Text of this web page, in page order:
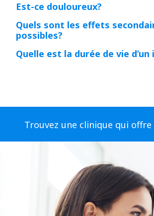
Est-ce douloureux?
Quels sont les effets
possibles?
Quelle est la durée de vie d’un
Trouvez une clinique qui offre